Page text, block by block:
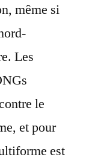
même si
Les
le
et pour
est